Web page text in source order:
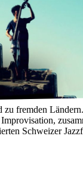
zu fremden
Schweizer